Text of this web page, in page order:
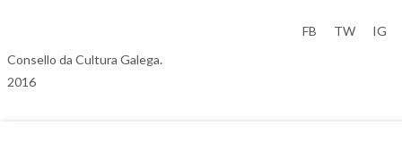
Consello da Cultura Galega.
2016
FB TW IG